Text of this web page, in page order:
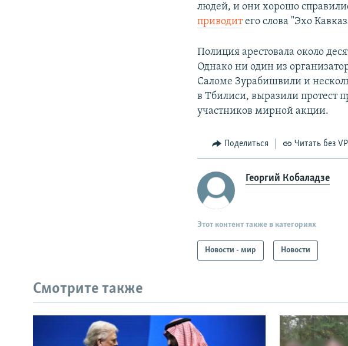
людей, и они хорошо
приводитего слова "Эхо
Полиция арестовала около
Однако ни один из
Саломе Зурабишвили и
в Тбилиси, выразили протест
участников мирной акции.
Поделиться Читать без
Георгий Кобаладзе
Этот контент также в категориях
Новости - мир Новости
Смотрите также